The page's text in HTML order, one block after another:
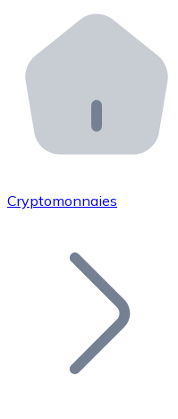
Distributeurs
Intégrez un ATM
API Bitnovo
Intégrez notre API
Rejoignez notre
Ajoutez le token
Cryptomonnaies